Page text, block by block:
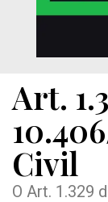
Art.
Civil
O Art. 1.329